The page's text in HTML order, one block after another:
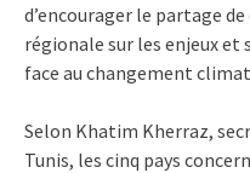
d’encourager le partage
régionale sur les enjeux
face au changement
Selon Khatim Kherraz,
Tunis, les cinq pays